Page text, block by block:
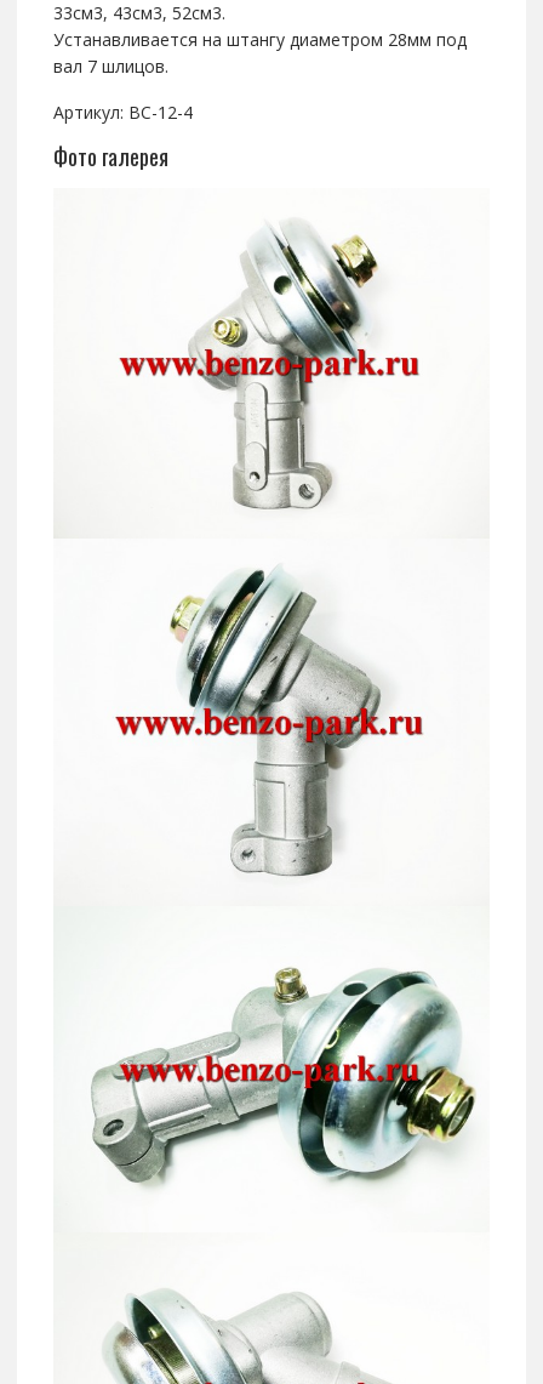
33см3, 43см3, 52см3.
Устанавливается на штангу диаметром 28мм под
вал 7 шлицов.
Артикул: BC-12-4
Фото галерея